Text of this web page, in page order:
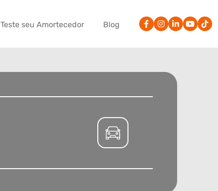
Teste seu Amortecedor Blog